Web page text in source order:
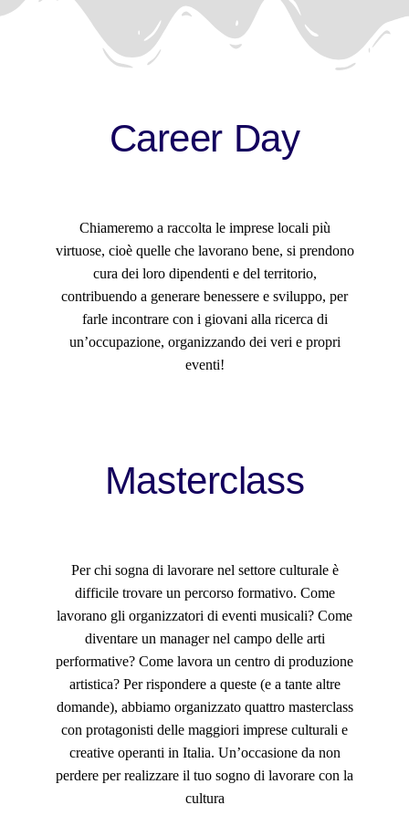
Career Day
Chiameremo a raccolta le imprese locali più
virtuose, cioè quelle che lavorano bene, si prendono
cura dei loro dipendenti e del territorio,
contribuendo a generare benessere e sviluppo, per
farle incontrare con i giovani alla ricerca di
un’occupazione, organizzando dei veri e propri
eventi!
Masterclass
Per chi sogna di lavorare nel settore culturale è
difficile trovare un percorso formativo. Come
lavorano gli organizzatori di eventi musicali? Come
diventare un manager nel campo delle arti
performative? Come lavora un centro di produzione
artistica? Per rispondere a queste (e a tante altre
domande), abbiamo organizzato quattro masterclass
con protagonisti delle maggiori imprese culturali e
creative operanti in Italia. Un’occasione da non
perdere per realizzare il tuo sogno di lavorare con la
cultura